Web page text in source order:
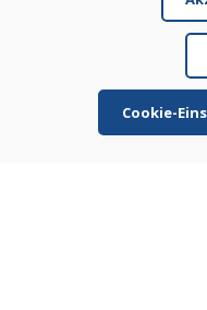
Wir haben ein paar
innerhalb von 4
Cookie-